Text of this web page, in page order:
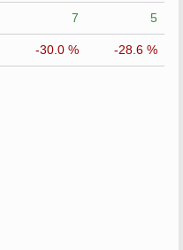
7 5
-30.0 %
-28.6 %